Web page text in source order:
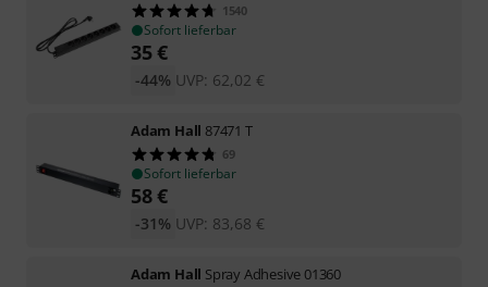
1540
Sofort lieferbar
35€
UVP: 62,02 €
-44%
Adam Hall 87471 T
69
Sofort lieferbar
58€
UVP: 83,68 €
-31%
Adam Hall Spray Adhesive 01360